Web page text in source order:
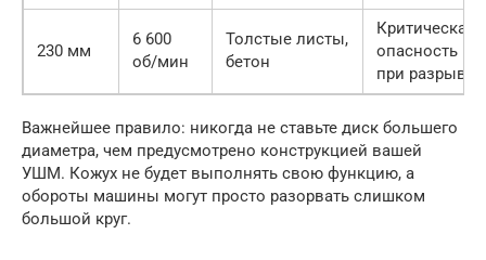
230 мм
6 600
об/мин
Толстые листы,
бетон
Критическая
опасность
при разрыве
Важнейшее правило: никогда не ставьте диск большего
диаметра, чем предусмотрено конструкцией вашей
УШМ. Кожух не будет выполнять свою функцию, а
обороты машины могут просто разорвать слишком
большой круг.